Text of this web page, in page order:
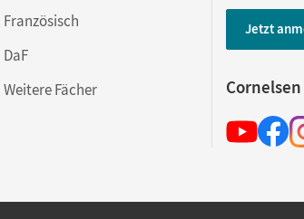
Französisch
DaF
Weitere Fächer
Jetzt